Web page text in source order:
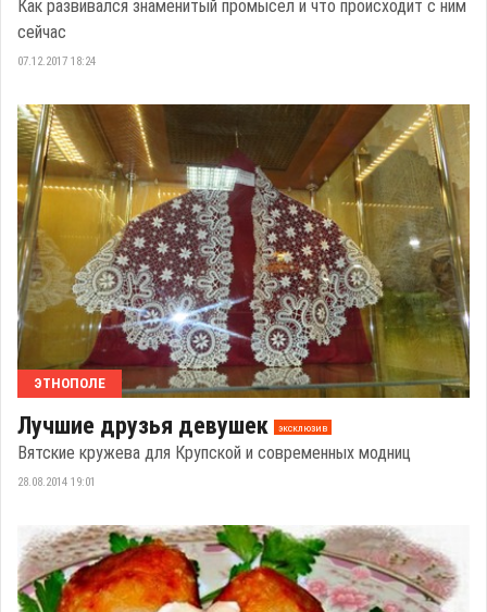
Как развивался знаменитый промысел и что происходит с ним
сейчас
07.12.2017 18:24
ЭТНОПОЛЕ
Лучшие друзья девушек эксклюзив
Вятские кружева для Крупской и современных модниц
28.08.2014 19:01